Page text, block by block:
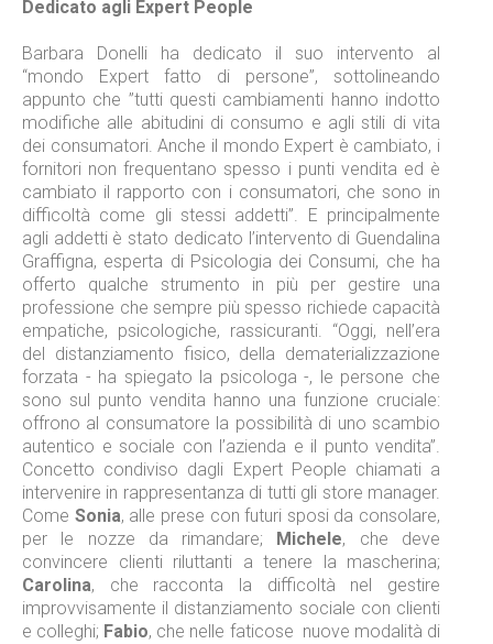
Dedicato agli Expert People
Barbara Donelli ha dedicato il suo intervento al
“mondo Expert fatto di persone”, sottolineando
appunto che ”tutti questi cambiamenti hanno indotto
modifiche alle abitudini di consumo e agli stili di vita
dei consumatori. Anche il mondo Expert è cambiato, i
fornitori non frequentano spesso i punti vendita ed è
cambiato il rapporto con i consumatori, che sono in
difficoltà come gli stessi addetti”. E principalmente
agli addetti è stato dedicato l’intervento di Guendalina
Graffigna, esperta di Psicologia dei Consumi, che ha
offerto qualche strumento in più per gestire una
professione che sempre più spesso richiede capacità
empatiche, psicologiche, rassicuranti. “Oggi, nell’era
del distanziamento fisico, della dematerializzazione
forzata - ha spiegato la psicologa -, le persone che
sono sul punto vendita hanno una funzione cruciale:
offrono al consumatore la possibilità di uno scambio
autentico e sociale con l’azienda e il punto vendita”.
Concetto condiviso dagli Expert People chiamati a
intervenire in rappresentanza di tutti gli store manager.
Come Sonia, alle prese con futuri sposi da consolare,
per le nozze da rimandare;
Michele, che deve
convincere clienti riluttanti a tenere la mascherina;
Carolina, che racconta la difficoltà nel gestire
improvvisamente il distanziamento sociale con clienti
e colleghi; Fabio, che nelle faticose nuove modalità di